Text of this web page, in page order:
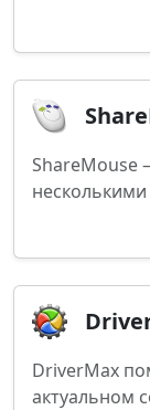
ShareMouse
DriverMax
актуальном